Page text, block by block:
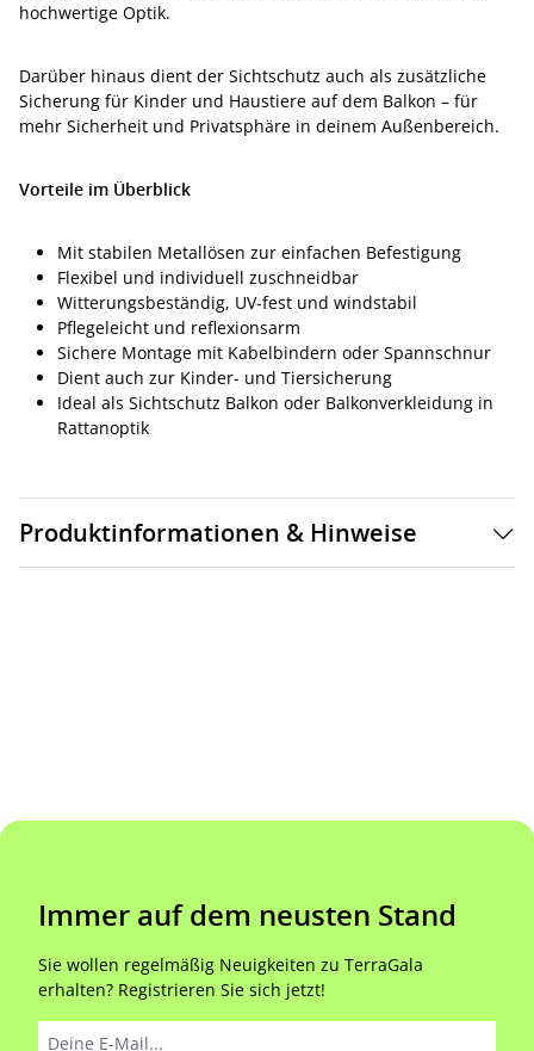
hochwertige Optik.
Darüber hinaus dient der Sichtschutz auch als zusätzliche
Sicherung für Kinder und Haustiere auf dem Balkon – für
mehr Sicherheit und Privatsphäre in deinem Außenbereich.
Vorteile im Überblick
Mit stabilen Metallösen zur einfachen Befestigung
Flexibel und individuell zuschneidbar
Witterungsbeständig, UV-fest und windstabil
Pflegeleicht und reflexionsarm
Sichere Montage mit Kabelbindern oder Spannschnur
Dient auch zur Kinder- und Tiersicherung
Ideal als Sichtschutz Balkon oder Balkonverkleidung in
Rattanoptik
Produktinformationen & Hinweise
Immer auf dem neusten Stand
Sie wollen regelmäßig Neuigkeiten zu TerraGala
erhalten? Registrieren Sie sich jetzt!